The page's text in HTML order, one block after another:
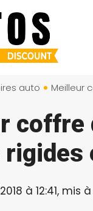
auto
coffre
à 12:41, mis